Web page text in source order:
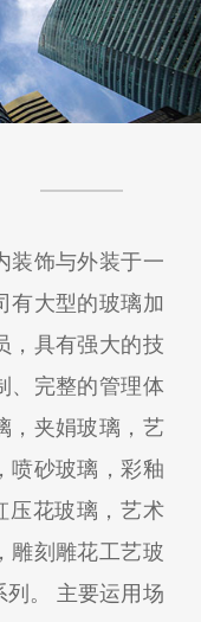
装饰与外装于一
有大型的玻璃加
，具有强大的技
、完整的管理体
，夹娟玻璃，艺
喷砂玻璃，彩釉
压花玻璃，艺术
雕刻雕花工艺玻
列。 主要运用场